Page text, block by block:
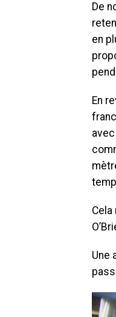
De
en
En
Une